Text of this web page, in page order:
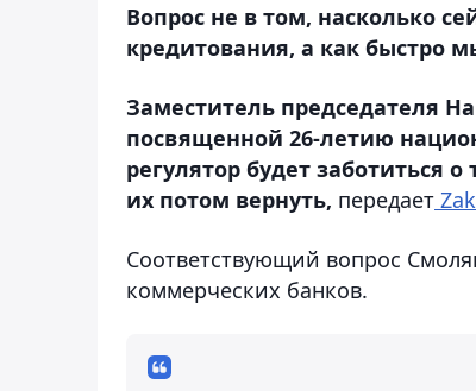
Вопрос не в том, насколько
кредитования, а как быстро
Заместитель председателя
посвященной 26-летию
регулятор будет заботиться
их потом вернуть, передает
Соответствующий вопрос
коммерческих банков.